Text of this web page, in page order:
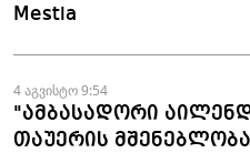
Mestia
4 აგვისტო 9:54
"ამბასადორი
თაუერის